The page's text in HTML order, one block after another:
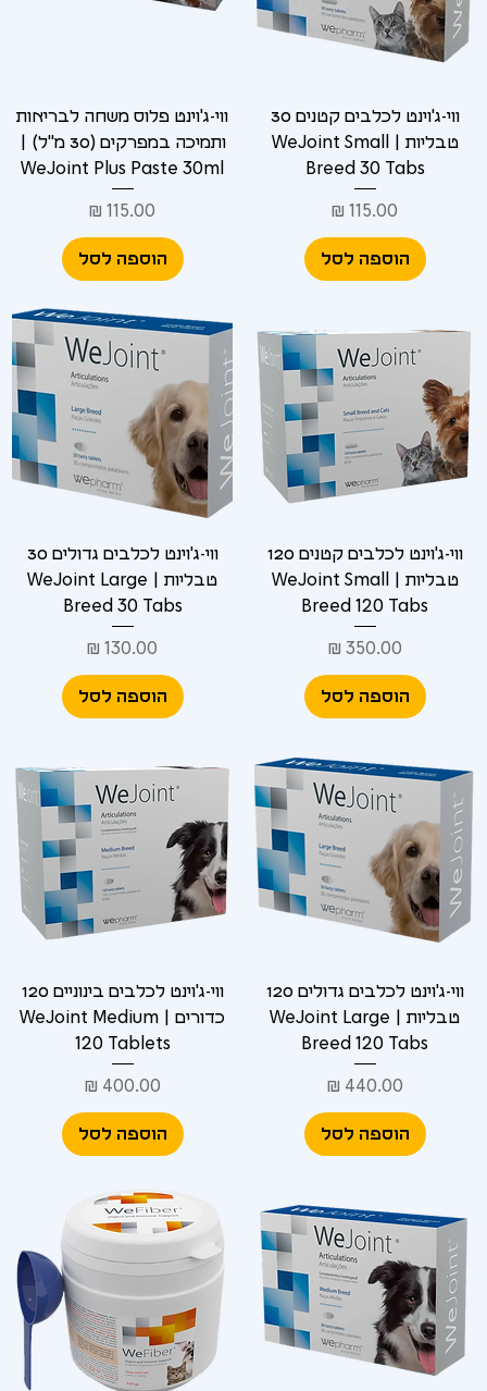
ווי-ג'וינט לכלבים קטנים 30
טבליות | WeJoint Small
Breed 30 Tabs
מחיר
הוספה לסל
ווי-ג'וינט פלוס משחה לבריאות
ותמיכה במפרקים (30 מ"ל) |
WeJoint Plus Paste 30ml
מחיר
הוספה לסל
ווי-ג'וינט לכלבים קטנים 120
טבליות | WeJoint Small
Breed 120 Tabs
מחיר
הוספה לסל
ווי-ג'וינט לכלבים גדולים 30
טבליות | WeJoint Large
Breed 30 Tabs
מחיר
הוספה לסל
ווי-ג'וינט לכלבים גדולים 120
טבליות | WeJoint Large
Breed 120 Tabs
מחיר
הוספה לסל
ווי-ג'וינט לכלבים בינוניים 120
כדורים | WeJoint Medium
120 Tablets
מחיר
הוספה לסל